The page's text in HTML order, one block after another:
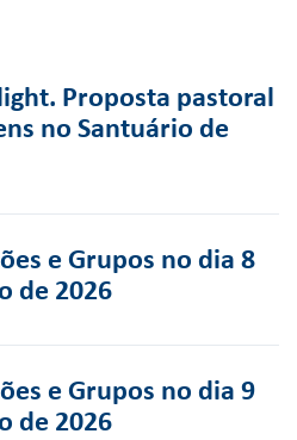
Proposta pastoral
no Santuário de
e Grupos no dia 8
de 2026
e Grupos no dia 9
de 2026